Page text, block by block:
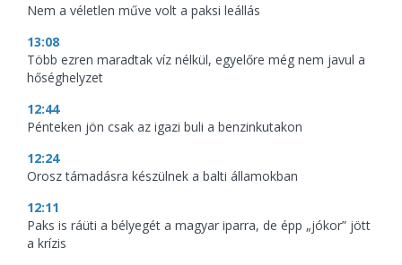
Nem a véletlen műve volt a paksi leállás
13:08
Több ezren maradtak víz nélkül, egyelőre még nem javul a
hőséghelyzet
12:44
Pénteken jön csak az igazi buli a benzinkutakon
12:24
Orosz támadásra készülnek a balti államokban
12:11
Paks is ráüti a bélyegét a magyar iparra, de épp „jókor” jött
a krízis